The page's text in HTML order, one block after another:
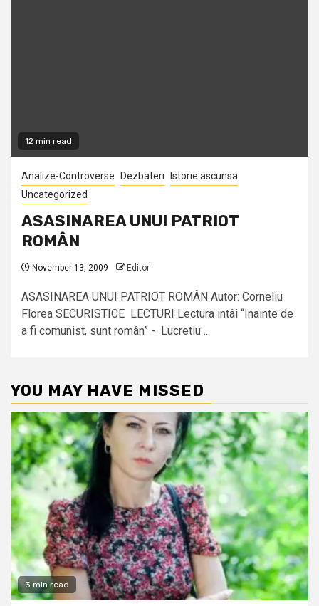
12 min read
Analize-Controverse Dezbateri
Istorie ascunsa
Uncategorized
ASASINAREA UNUI PATRIOT
ROMÂN
November 13, 2009 Editor
ASASINAREA UNUI PATRIOT ROMÂN Autor: Corneliu
Florea SECURISTICE LECTURI Lectura intâi “Inainte de
a fi comunist, sunt român” - Lucretiu ...
YOU MAY HAVE MISSED
3 min read